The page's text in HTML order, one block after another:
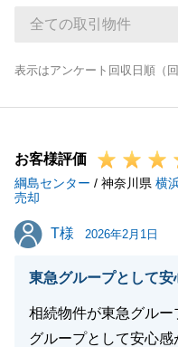
表示はアンケート回収日順（
お客様評価
綱島センター / 神奈川県 横
売却
T様
T様 2026年2月1日
東急グループとして安
相続物件が東急グル
グループとして安心感